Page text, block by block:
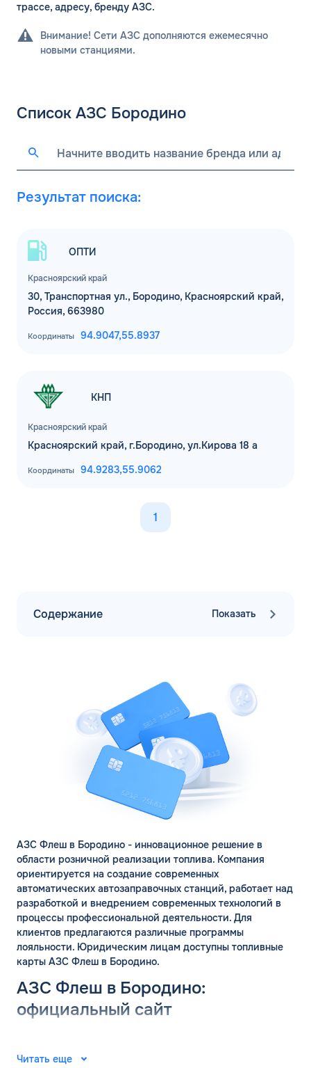
трассе, адресу, бренду АЗС.
Внимание! Сети АЗС дополняются ежемесячно
новыми станциями.
Список АЗС Бородино
Результат поиска:
Красноярский край
ОПТИ
30, Транспортная ул., Бородино, Красноярский край,
Россия, 663980
Координаты 94.9047,55.8937
Красноярский край
КНП
Красноярский край, г.Бородино, ул.Кирова 18 а
Координаты 94.9283,55.9062
1
Содержание Показать
АЗС Флеш в Бородино - инновационное решение в
области розничной реализации топлива. Компания
ориентируется на создание современных
автоматических автозаправочных станций, работает над
разработкой и внедрением современных технологий в
процессы профессиональной деятельности. Для
клиентов предлагаются различные программы
лояльности. Юридическим лицам доступны топливные
карты АЗС Флеш в Бородино.
АЗС Флеш в Бородино:
официальный сайт
2008 году. Специалисты разработали и внедрили
Читать еще